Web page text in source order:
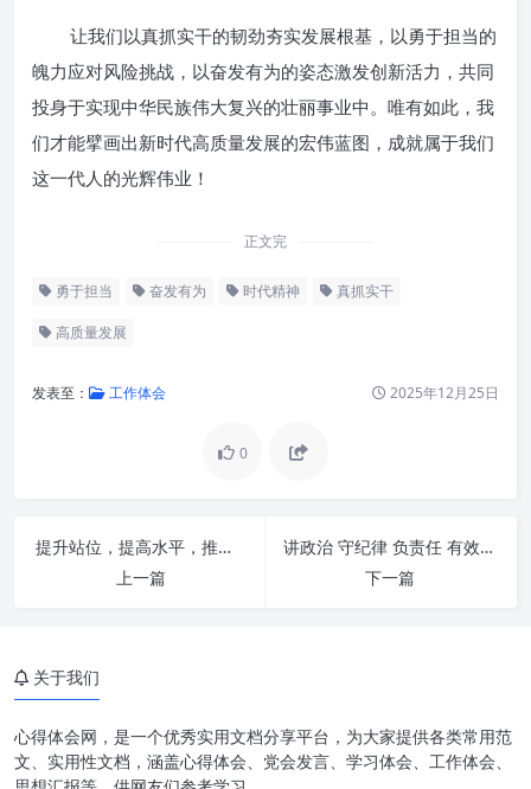
让我们以真抓实干的韧劲夯实发展根基，以勇于担当的
魄力应对风险挑战，以奋发有为的姿态激发创新活力，共同
投身于实现中华民族伟大复兴的壮丽事业中。唯有如此，我
们才能擘画出新时代高质量发展的宏伟蓝图，成就属于我们
这一代人的光辉伟业！
正文完
勇于担当 奋发有为 时代精神 真抓实干
高质量发展
发表至： 工作体会 2025年12月25日
0
提升站位，提高水平，推进办公室工作再上新台阶：新时代办公室的战略升级之路
上一篇
讲政治 守纪律 负责任 有效率：新时代组织与个人崛起的金科玉律
下一篇
奋发有为：激发发展之能
关于我们
心得体会网，是一个优秀实用文档分享平台，为大家提供各类常用范
文、实用性文档，涵盖心得体会、党会发言、学习体会、工作体会、